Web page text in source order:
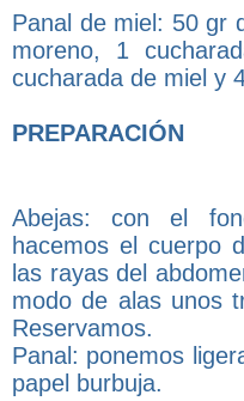
Panal de miel: 50 gr
moreno, 1
cucharada de miel y
PREPARACIÓN
Abejas: con el
hacemos el cuerpo
las rayas del
modo de alas unos
Reservamos.
Panal: ponemos
papel burbuja.